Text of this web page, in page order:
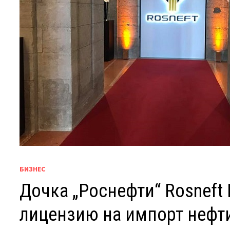
БИЗНЕС
Дочка „Роснефти“
лицензию на импорт